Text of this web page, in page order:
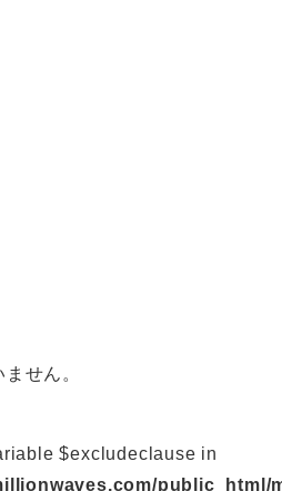
せん。
$excludeclause in
public_html/